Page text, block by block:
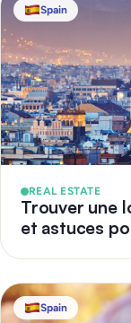
Spain
REAL ESTATE
Trouver une
et astuces
Spain